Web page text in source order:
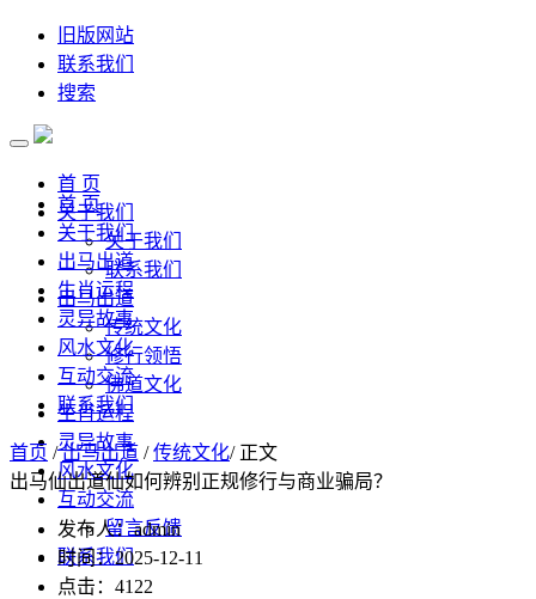
旧版网站
联系我们
搜索
首 页
关于我们
关于我们
联系我们
出马出道
传统文化
修行领悟
佛道文化
生肖运程
灵异故事
风水文化
互动交流
留言反馈
联系我们
首 页
关于我们
出马出道
生肖运程
灵异故事
风水文化
互动交流
联系我们
首页 /出马出道 /传统文化/ 正文
出马仙出道仙如何辨别正规修行与商业骗局？
发布人：admin
时间：2025-12-11
点击： 4122